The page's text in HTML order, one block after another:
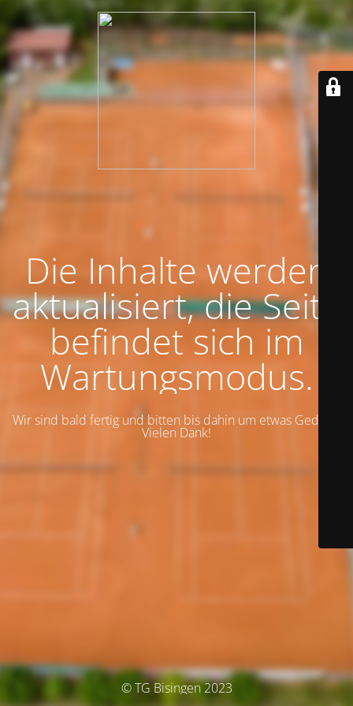
Die Inhalte werden
aktualisiert, die Seite
befindet sich im
Wartungsmodus.
Wir sind bald fertig und bitten bis dahin um etwas Geduld.
Vielen Dank!
© TG Bisingen 2023